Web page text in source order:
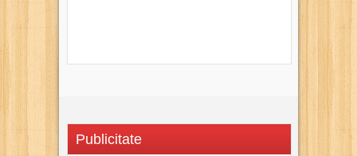
Publicitate